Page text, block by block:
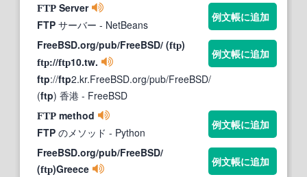
FTP Server
FTP サーバー - NetBeans
例文帳に追加
FreeBSD.org/pub/FreeBSD/ (ftp)
ftp://ftp10.tw.
ftp://ftp2.kr.FreeBSD.org/pub/FreeBSD/
(ftp) 香港 - FreeBSD
例文帳に追加
FTP method
FTP のメソッド - Python
例文帳に追加
FreeBSD.org/pub/FreeBSD/
(ftp)Greece
例文帳に追加